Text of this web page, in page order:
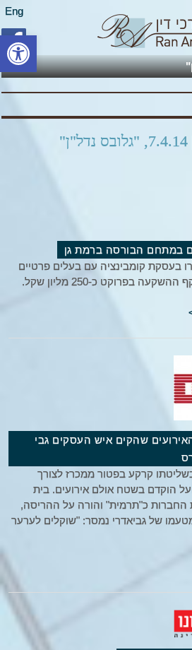
פתח
Eng
7.4.14, "גלובס נדל"ן"
במתחם הבורסה ברמת גן
בעסקת קומבינציה עם בעלים פרטיים
בפרוקט כ-250 מליון שקל.
שהקים איש העסקים גבי
חברות בשליטתו קרקע בפטור ממכרז לצורך
הוקדם בשטח אולם אירועים. בית
כ"תרמית" והורה על ההריסה,
של גביאדרי נמסר: "שוקלים לערער